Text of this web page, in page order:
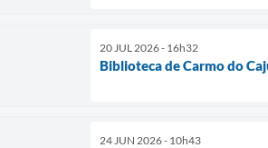
20 JUL 2026 - 16h32
Biblioteca de Carmo do
24 JUN 2026 - 10h43